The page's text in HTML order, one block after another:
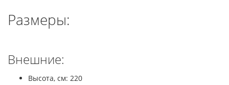
Размеры:
Внешние:
Высота, см: 220